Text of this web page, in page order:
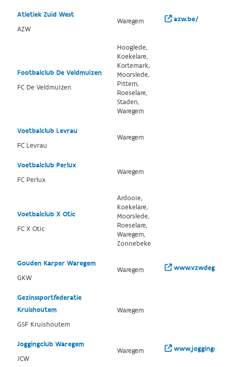
Atletiek Zuid West
AZW
Waregem azw.be/
Footbalclub De Veldmuizen
FC De Veldmuizen
Hooglede,
Koekelare,
Kortemark,
Moorslede,
Pittem,
Roeselare,
Staden,
Waregem
Voetbalclub Levrau
FC Levrau
Waregem
Voetbalclub Perlux
FC Perlux
Waregem
Voetbalclub X Otic
FC X Otic
Ardooie,
Koekelare,
Moorslede,
Roeselare,
Waregem,
Zonnebeke
Gouden Karper Waregem
GKW
Waregem
Gezinssportfederatie
Kruishoutem
GSF Kruishoutem
Waregem
Joggingclub Waregem
JCW
Waregem